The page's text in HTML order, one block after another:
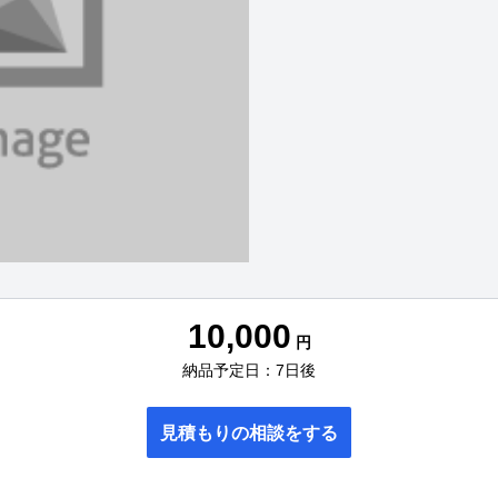
10,000 円
納品予定日：7日後
見積もりの相談をする